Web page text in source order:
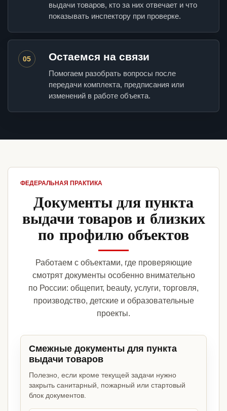
выдачи товаров, кто за них отвечает и что
показывать инспектору при проверке.
05 Остаемся на связи
Помогаем разобрать вопросы после
передачи комплекта, предписания или
изменений в работе объекта.
ФЕДЕРАЛЬНАЯ ПРАКТИКА
Документы для пункта
выдачи товаров и близких
по профилю объектов
Работаем с объектами, где проверяющие
смотрят документы особенно внимательно
по России: общепит, beauty, услуги, торговля,
производство, детские и образовательные
проекты.
Смежные документы для пункта
выдачи товаров
Полезно, если кроме текущей задачи нужно
закрыть санитарный, пожарный или стартовый
блок документов.